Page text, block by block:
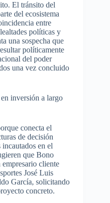
El tránsito del
del ecosistema
entre
políticas y
una sospecha que
políticamente
del poder
una vez concluido
inversión a largo
conecta el
de decisión
en el
que Bono
cliente
José Luis
García, solicitando
concreto.